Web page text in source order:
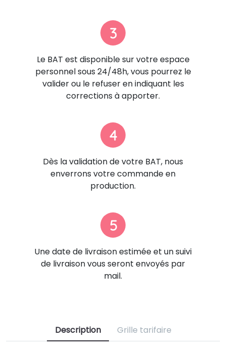
3
Le BAT est disponible sur votre espace
personnel sous 24/48h, vous pourrez le
valider ou le refuser en indiquant les
corrections à apporter.
4
Dès la validation de votre BAT, nous
enverrons votre commande en
production.
5
Une date de livraison estimée et un suivi
de livraison vous seront envoyés par
mail.
Description Grille tarifaire